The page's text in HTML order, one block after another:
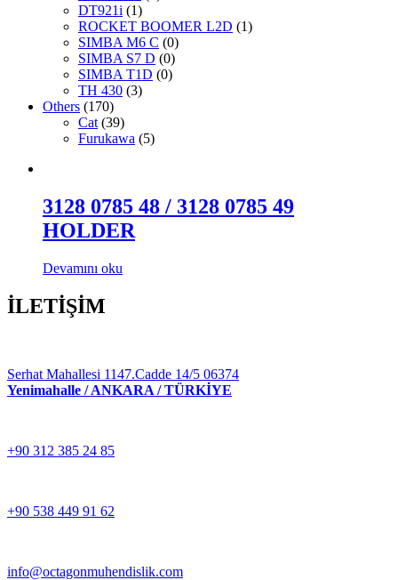
DT921i (1)
ROCKET BOOMER L2D (1)
SIMBA M6 C (0)
SIMBA S7 D (0)
SIMBA T1D (0)
TH 430 (3)
Others (170)
Cat (39)
Furukawa (5)
3128 0785 48 / 3128 0785 49
HOLDER
Devamını oku
İLETİŞİM
Serhat Mahallesi 1147.Cadde 14/5 06374
Yenimahalle / ANKARA / TÜRKİYE
+90 312 385 24 85
+90 538 449 91 62
info@octagonmuhendislik.com